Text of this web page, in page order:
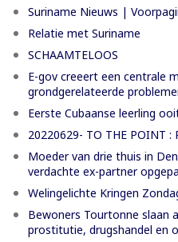
Suriname Nieuws |
Relatie met Suriname
SCHAAMTELOOS
E-gov creeert een centrale
grondgerelateerde
Eerste Cubaanse leerling
20220629- TO THE POINT :
Moeder van drie thuis in
verdachte ex-partner
Welingelichte Kringen
Bewoners Tourtonne slaan
prostitutie, drugshandel en